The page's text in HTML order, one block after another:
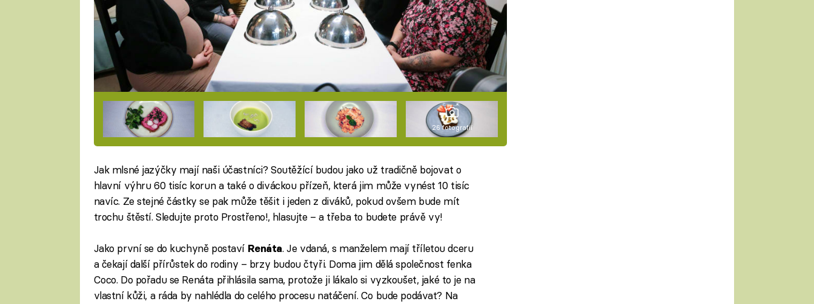
26 fotografií
Jak mlsné jazýčky mají naši účastníci? Soutěžící budou jako už tradičně bojovat o
hlavní výhru 60 tisíc korun a také o diváckou přízeň, která jim může vynést 10 tisíc
navíc. Ze stejné částky se pak může těšit i jeden z diváků, pokud ovšem bude mít
trochu štěstí. Sledujte proto Prostřeno!, hlasujte – a třeba to budete právě vy!
Jako první se do kuchyně postaví Renáta. Je vdaná, s manželem mají tříletou dceru
a čekají další přírůstek do rodiny – brzy budou čtyři. Doma jim dělá společnost fenka
Coco. Do pořadu se Renáta přihlásila sama, protože ji lákalo si vyzkoušet, jaké to je na
vlastní kůži, a ráda by nahlédla do celého procesu natáčení. Co bude podávat? Na